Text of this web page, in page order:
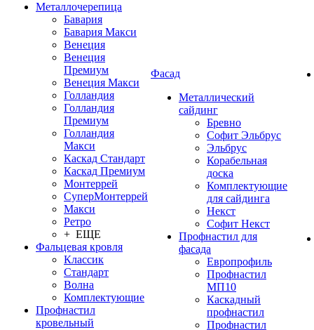
Металлочерепица
Бавария
Бавария Макси
Венеция
Венеция
Премиум
Венеция Макси
Голландия
Голландия
Премиум
Голландия
Макси
Каскад Стандарт
Каскад Премиум
Монтеррей
СуперМонтеррей
Макси
Ретро
+ ЕЩЕ
Фальцевая кровля
Классик
Стандарт
Волна
Комплектующие
Профнастил
кровельный
Фасад
Металлический
сайдинг
Бревно
Софит Эльбрус
Эльбрус
Корабельная
доска
Комплектующие
для сайдинга
Некст
Софит Некст
Профнастил для
фасада
Европрофиль
Профнастил
МП10
Каскадный
профнастил
Профнастил